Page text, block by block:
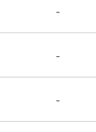
-
-
-